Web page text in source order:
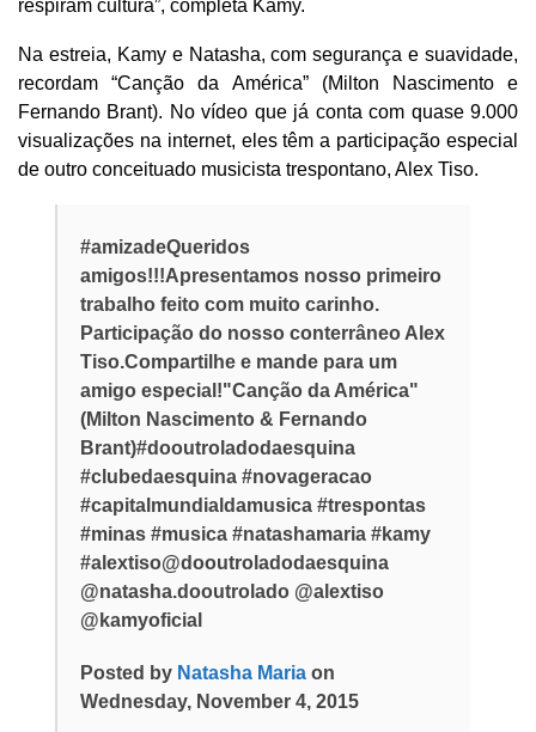
respiram cultura”, completa Kamy.
Na estreia, Kamy e Natasha, com segurança e suavidade,
recordam “Canção da América” (Milton Nascimento e
Fernando Brant). No vídeo que já conta com quase 9.000
visualizações na internet, eles têm a participação especial
de outro conceituado musicista trespontano, Alex Tiso.
#amizadeQueridos
amigos!!!Apresentamos nosso primeiro
trabalho feito com muito carinho.
Participação do nosso conterrâneo Alex
Tiso.Compartilhe e mande para um
amigo especial!"Canção da América"
(Milton Nascimento & Fernando
Brant)#dooutroladodaesquina
#clubedaesquina #novageracao
#capitalmundialdamusica #trespontas
#minas #musica #natashamaria #kamy
#alextiso@dooutroladodaesquina
@natasha.dooutrolado @alextiso
@kamyoficial
Posted by Natasha Mariaon
Wednesday, November 4, 2015